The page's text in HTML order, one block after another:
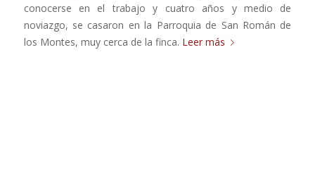
conocerse en el trabajo y cuatro años y medio de
noviazgo, se casaron en la Parroquia de San Román de
los Montes, muy cerca de la finca. Leer más